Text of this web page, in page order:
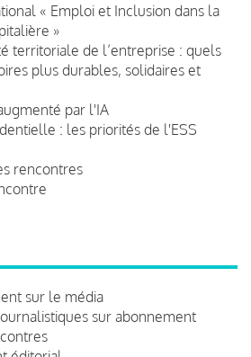
« Emploi et Inclusion dans la
»
territoriale de l’entreprise : quels
plus durables, solidaires et
par l'IA
: les priorités de l'ESS
rencontres
sur le média
sur abonnement